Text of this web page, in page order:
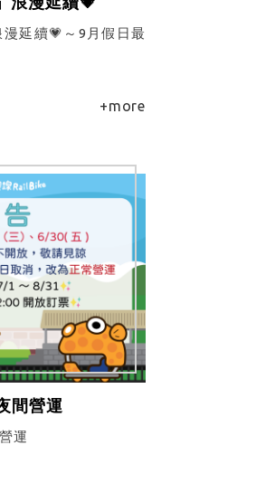
延續💗～9月假日最
+more
間營運
運